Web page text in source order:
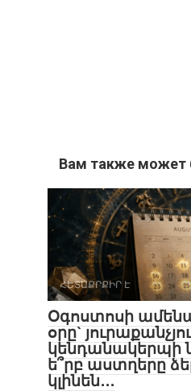
Вам также может
ՀԵՏԱՔՐՔԻՐ Է
Օգոստոսի
օրը`
կենդանակերպի
ե՞րբ աստղերը
կլինեն․․․